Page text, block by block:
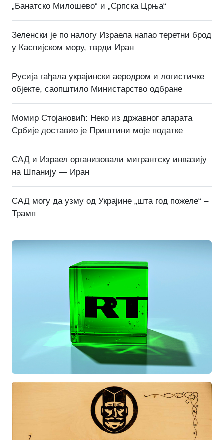
„Банатско Милошево“ и „Српска Црња“
Зеленски је по налогу Израела напао теретни брод
у Каспијском мору, тврди Иран
Русија гађала украјински аеродром и логистичке
објекте, саопштило Министарство одбране
Момир Стојановић: Неко из државног апарата
Србије доставио је Приштини моје податке
САД и Израел организовали мигрантску инвазију
на Шпанију — Иран
САД могу да узму од Украјине „шта год пожеле“ –
Трамп